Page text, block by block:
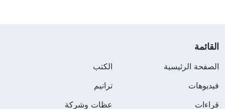
القائمة
الصفحة الرئيسية
الكتب
فيديوهات
ترانيم
قراءات
عظات وشركة